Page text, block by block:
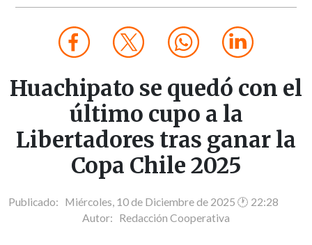
Huachipato se quedó con el
último cupo a la
Libertadores tras ganar la
Copa Chile 2025
Publicado: Miércoles, 10 de Diciembre de 2025 🕐 22:28
Autor: Redacción Cooperativa